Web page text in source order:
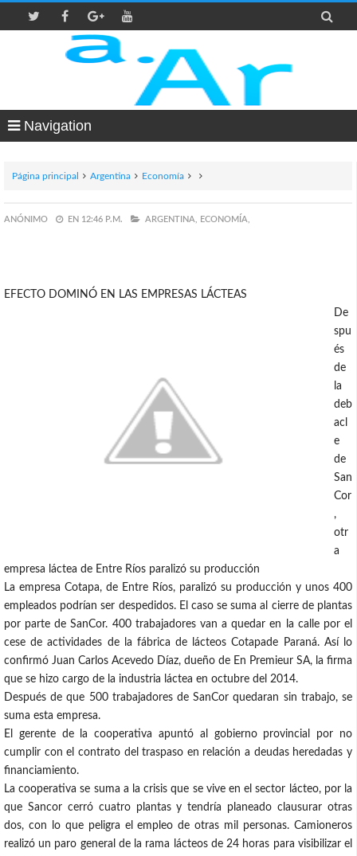

Navigation
Página principal Argentina Economía
ANÓNIMO EN 12:46 P.M. ARGENTINA, ECONOMÍA,
EFECTO DOMINÓ EN LAS EMPRESAS LÁCTEAS
De
spu
és
de
la
deb
acl
e
de
San
Cor
,
otr
a
empresa láctea de Entre Ríos paralizó su producción
La empresa Cotapa, de Entre Ríos, paralizó su producción y unos 400
empleados podrían ser despedidos. El caso se suma al cierre de plantas
por parte de SanCor. 400 trabajadores van a quedar en la calle por el
cese de actividades de la fábrica de lácteos Cotapade Paraná. Así lo
confirmó Juan Carlos Acevedo Díaz, dueño de En Premieur SA, la firma
que se hizo cargo de la industria láctea en octubre del 2014.
Después de que 500 trabajadores de SanCor quedaran sin trabajo, se
suma esta empresa.
El gerente de la cooperativa apuntó al gobierno provincial por no
cumplir con el contrato del traspaso en relación a deudas heredadas y
financiamiento.
La cooperativa se suma a la crisis que se vive en el sector lácteo, por la
que Sancor cerró cuatro plantas y tendría planeado clausurar otras
dos, con lo que peligra el empleo de otras mil personas. Camioneros
realizó un paro general de la rama lácteos de 24 horas para visibilizar el